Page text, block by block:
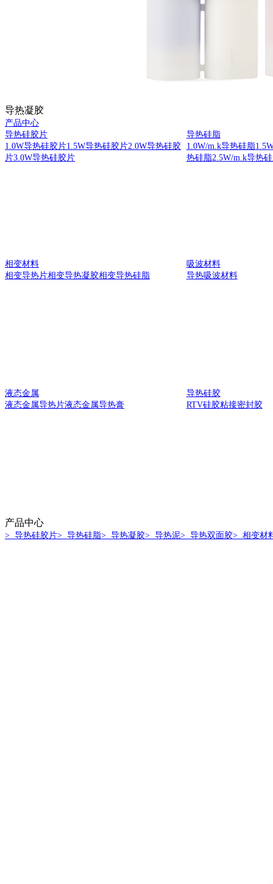
导热凝胶
产品中心
导热硅胶片
1.0W导热硅胶片1.5W导热硅胶片2.0W导热硅胶
片3.0W导热硅胶片
导热硅脂
1.0W/m.k导热硅脂
热硅脂2.5W/m.k导热
相变材料
相变导热片相变导热凝胶相变导热硅脂
吸波材料
导热吸波材料
液态金属
液态金属导热片液态金属导热膏
导热硅胶
RTV硅胶粘接密封胶
产品中心
> 导热硅胶片> 导热硅脂> 导热凝胶> 导热泥> 导热双面胶> 相变材